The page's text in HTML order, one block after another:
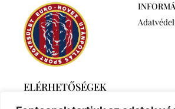
ELÉRHETŐSÉGEK